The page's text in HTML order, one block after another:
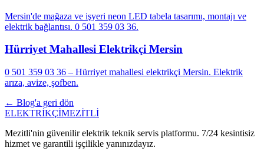
Mersin'de mağaza ve işyeri neon LED tabela tasarımı, montajı ve
elektrik bağlantısı. 0 501 359 03 36.
Hürriyet Mahallesi Elektrikçi Mersin
0 501 359 03 36 – Hürriyet mahallesi elektrikçi Mersin. Elektrik
arıza, avize, şofben.
← Blog'a geri dön
ELEKTRİKÇİMEZİTLİ
Mezitli'nin güvenilir elektrik teknik servis platformu. 7/24 kesintisiz
hizmet ve garantili işçilikle yanınızdayız.